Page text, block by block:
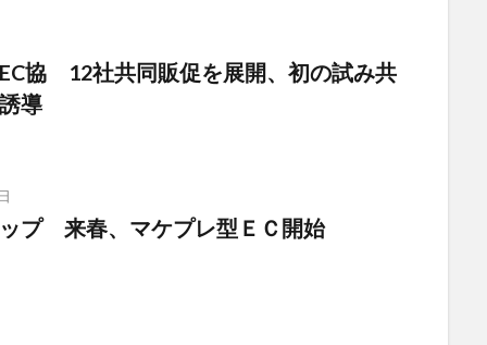
協 12社共同販促を展開、初の試み共
導
プ 来春、マケプレ型ＥＣ開始